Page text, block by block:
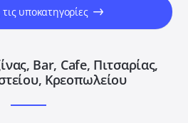
τις υποκατηγορίες
Bar, Cafe, Πιτσαρίας,
Κρεοπωλείου